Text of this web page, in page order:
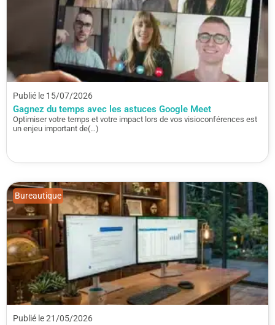
Publié le 15/07/2026
Gagnez du temps avec les astuces Google Meet
Optimiser votre temps et votre impact lors de vos visioconférences est
un enjeu important de(…)
Publié le 21/05/2026
Bureautique